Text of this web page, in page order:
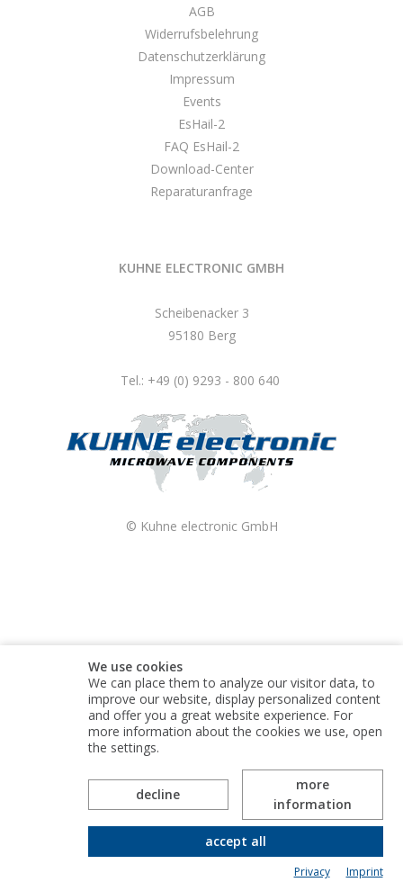
AGB
Widerrufsbelehrung
Datenschutzerklärung
Impressum
Events
EsHail-2
FAQ EsHail-2
Download-Center
Reparaturanfrage
KUHNE ELECTRONIC GMBH
Scheibenacker 3
95180 Berg
Tel.: +49 (0) 9293 - 800 640
© Kuhne electronic GmbH
Kuhne electronic GmbH is part of the Alaris Holdings
group of companies
We use cookies
We can place them to analyze our visitor data, to
improve our website, display personalized content
and offer you a great website experience. For
more information about the cookies we use, open
the settings.
decline
accept all
more
information
Privacy Imprint